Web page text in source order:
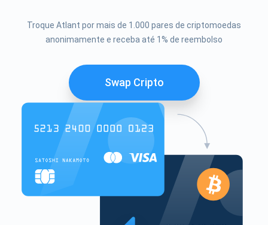
Troque Atlant por mais de 1.000 pares de criptomoedas
anonimamente e receba até 1% de reembolso
Swap Cripto